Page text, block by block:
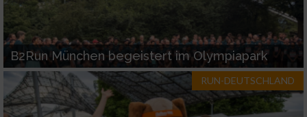
B2Run München begeistert im Olympiapark
RUN-DEUTSCHLAND